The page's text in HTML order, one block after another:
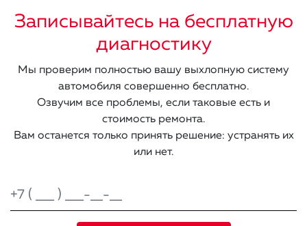
Записывайтесь на бесплатную
диагностику
Мы проверим полностью вашу выхлопную систему
автомобиля совершенно бесплатно.
Озвучим все проблемы, если таковые есть и
стоимость ремонта.
Вам останется только принять решение: устранять их
или нет.